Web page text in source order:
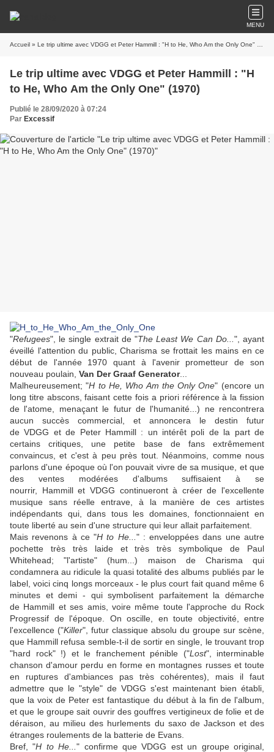
MENU
Accueil » Le trip ultime avec VDGG et Peter Hammill : "H to He, Who Am the Only One" (1970)
Le trip ultime avec VDGG et Peter Hammill : "H
to He, Who Am the Only One" (1970)
Publié le 28/09/2020 à 07:24
Par Excessif
"Refugees", le single extrait de "The Least We Can Do... ", ayant
éveillé l'attention du public, Charisma se frottait les mains en ce
début de l'année 1970 quant à l'avenir prometteur de son
nouveau poulain, Van Der Graaf Generator...
Malheureusement; "H to He, Who Am the Only One" (encore un
long titre abscons, faisant cette fois a priori référence à la fission
de l'atome, menaçant le futur de l'humanité...) ne rencontrera
aucun succès commercial, et annoncera le destin futur
deVDGG et de Peter Hammill: un intérêt poli de la part de
certains critiques, une petite base de fans extrêmement
convaincus, et c'est à peu près tout. Néanmoins, comme nous
parlons d'une époque où l'on pouvait vivre de sa musique, et que
des ventes modérées d'albums suffisaient à se
nourrir, Hammillet VDGG continueront à créer de l'excellente
musique sans réelle entrave, à la manière de ces artistes
indépendants qui, dans tous les domaines, fonctionnaient en
toute liberté au sein d'une structure qui leur allait parfaitement.
Mais revenons à ce "H to He... " : enveloppées dans une autre
pochette très très laide et très très symbolique de Paul
Whitehead; "l'artiste" (hum...) maison de Charisma qui
condamnera au ridicule la quasi totalité des albums publiés par le
label, voici cinq longs morceaux - le plus court fait quand même 6
minutes et demi - qui symbolisent parfaitement la démarche
de Hammill et ses amis, voire même toute l'approche du Rock
Progressif de l'époque. On oscille, en toute objectivité, entre
l'excellence ("Killer", futur classique absolu du groupe sur scène,
que Hammill refusa semble-t-il de sortir en single, le trouvant trop
"hard rock" !) et le franchement pénible ("Lost", interminable
chanson d'amour perdu en forme en montagnes russes et toute
en ruptures d'ambiances pas très cohérentes), mais il faut
admettre que le "style" de VDGG s'est maintenant bien établi,
que la voix de Peter est fantastique du début à la fin de l'album,
et que le groupe sait ouvrir des gouffres vertigineux de folie et de
déraison, au milieu des hurlements du saxo de Jackson et des
étranges roulements de la batterie de Evans
Bref, "H to He..." confirme queVDGG est un groupe original,